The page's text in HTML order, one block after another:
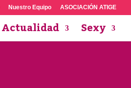
Nuestro Equipo ASOCIACIÓN ATIGE
Actualidad Sexy